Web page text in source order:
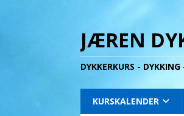
JÆREN
DYKKERKURS -
KURSKALENDER